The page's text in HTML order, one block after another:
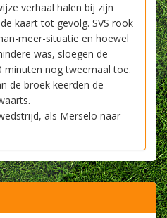
verhaal halen bij zijn
kaart tot gevolg. SVS rook
meer-situatie en hoewel
was, sloegen de
minuten nog tweemaal toe.
de broek keerden de
als Merselo naar